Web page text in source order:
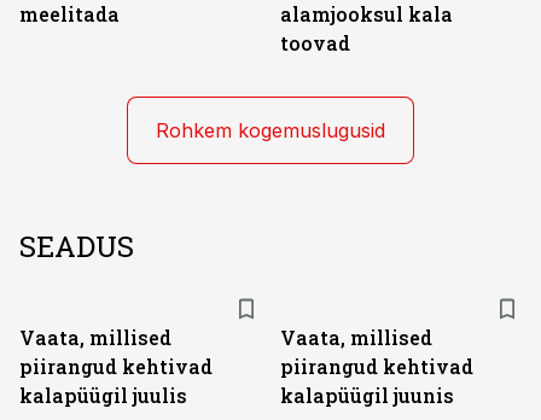
meelitada
alamjooksul kala
toovad
Rohkem kogemuslugusid
SEADUS
Vaata, millised
piirangud kehtivad
kalapüügil juulis
Vaata, millised
piirangud kehtivad
kalapüügil juunis